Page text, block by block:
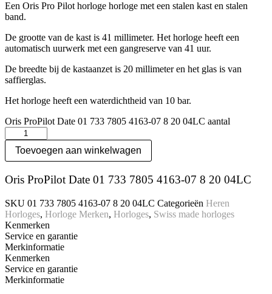
Een Oris Pro Pilot horloge horloge met een stalen kast en stalen
band.
De grootte van de kast is 41 millimeter. Het horloge heeft een
automatisch uurwerk met een gangreserve van 41 uur.
De breedte bij de kastaanzet is 20 millimeter en het glas is van
saffierglas.
Het horloge heeft een waterdichtheid van 10 bar.
Oris ProPilot Date 01 733 7805 4163-07 8 20 04LC aantal
Toevoegen aan winkelwagen
Oris ProPilot Date 01 733 7805 4163-07 8 20 04LC
SKU 01 733 7805 4163-07 8 20 04LC Categorieën Heren
Horloges, Horloge Merken, Horloges, Swiss made horloges
Kenmerken
Service en garantie
Merkinformatie
Kenmerken
Service en garantie
Merkinformatie